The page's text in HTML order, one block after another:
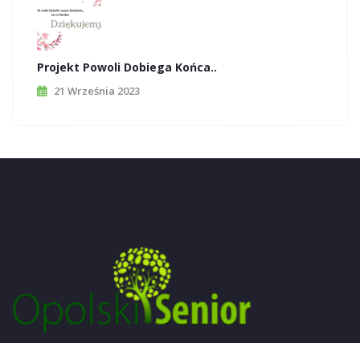
Projekt Powoli Dobiega Końca..
21 Września 2023